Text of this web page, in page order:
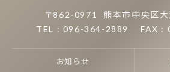
〒862-0971
熊本市中央区
TEL : 096-364-2889
FAX :
お知らせ